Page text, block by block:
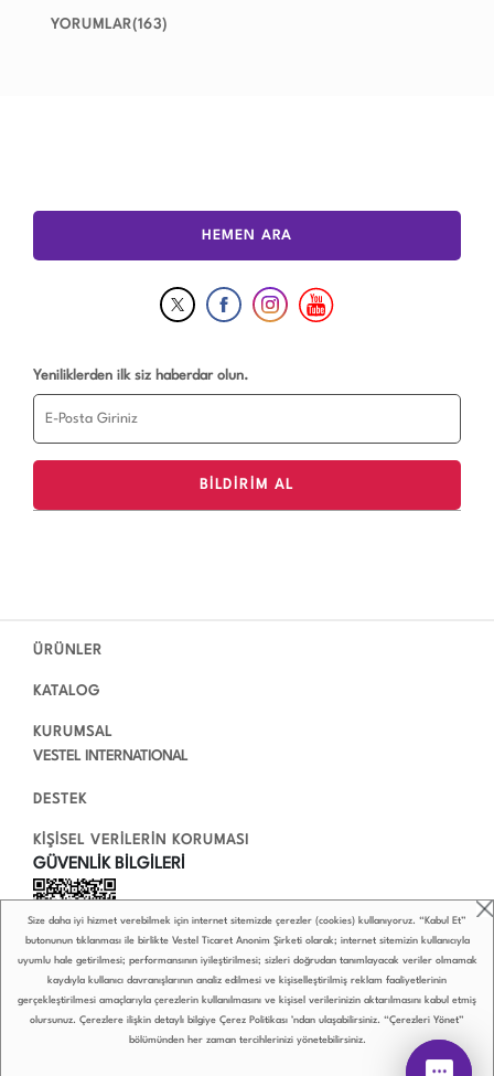
YORUMLAR(163)
Size daha iyi hizmet verebilmek için internet sitemizde çerezler (cookies) kullanıyoruz. “Kabul Et”
butonunun tıklanması ile birlikte Vestel Ticaret Anonim Şirketi olarak; internet sitemizin kullanıcıyla
uyumlu hale getirilmesi; performansının iyileştirilmesi; sizleri doğrudan tanımlayacak veriler olmamak
kaydıyla kullanıcı davranışlarının analiz edilmesi ve kişiselleştirilmiş reklam faaliyetlerinin
gerçekleştirilmesi amaçlarıyla çerezlerin kullanılmasını ve kişisel verilerinizin aktarılmasını kabul etmiş
olursunuz. Çerezlere ilişkin detaylı bilgiye Çerez Politikası ’ndan ulaşabilirsiniz. “Çerezleri Yönet”
bölümünden her zaman tercihlerinizi yönetebilirsiniz.
HEMEN ARA
Yeniliklerden ilk siz haberdar olun.
ÜRÜNLER
KATALOG
KURUMSAL
VESTEL INTERNATIONAL
DESTEK
KİŞİSEL VERİLERİN KORUMASI
GÜVENLİK BİLGİLERİ
0850 222 4 789